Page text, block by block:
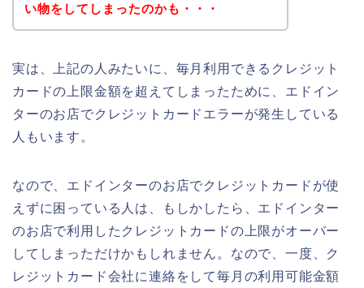
い物をしてしまったのかも・・・
実は、上記の人みたいに、毎月利用できるクレジット
カードの上限金額を超えてしまったために、エドイン
ターのお店でクレジットカードエラーが発生している
人もいます。
なので、エドインターのお店でクレジットカードが使
えずに困っている人は、もしかしたら、エドインター
のお店で利用したクレジットカードの上限がオーバー
してしまっただけかもしれません。なので、一度、ク
レジットカード会社に連絡をして毎月の利用可能金額